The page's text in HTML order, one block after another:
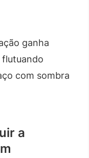
ganha
flutuando
com sombra
a